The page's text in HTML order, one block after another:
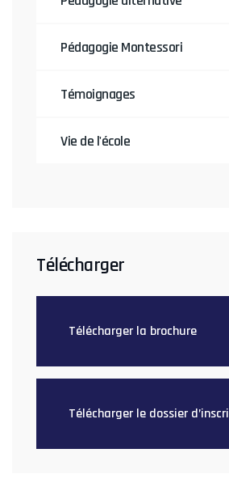
Pédagogie Montessori
Témoignages
Vie de l'école
Télécharger
Télécharger la brochure
Télécharger le dossier